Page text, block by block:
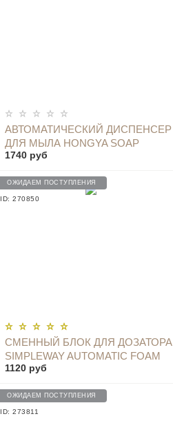
АВТОМАТИЧЕСКИЙ ДИСПЕНСЕР
ДЛЯ МЫЛА HONGYA SOAP
DISPENSER - MYX-W2 WHITE
1740 руб
ОПОВЕСТИТЬ
ОЖИДАЕМ ПОСТУПЛЕНИЯ
ID: 270850
СМЕННЫЙ БЛОК ДЛЯ ДОЗАТОРА
SIMPLEWAY AUTOMATIC FOAM
SOAP, 3 PINK - PMXSY01XW
1120 руб
ОПОВЕСТИТЬ
ОЖИДАЕМ ПОСТУПЛЕНИЯ
ID: 273811